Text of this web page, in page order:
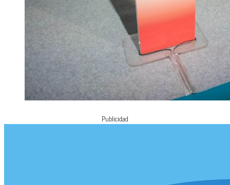
Publicidad